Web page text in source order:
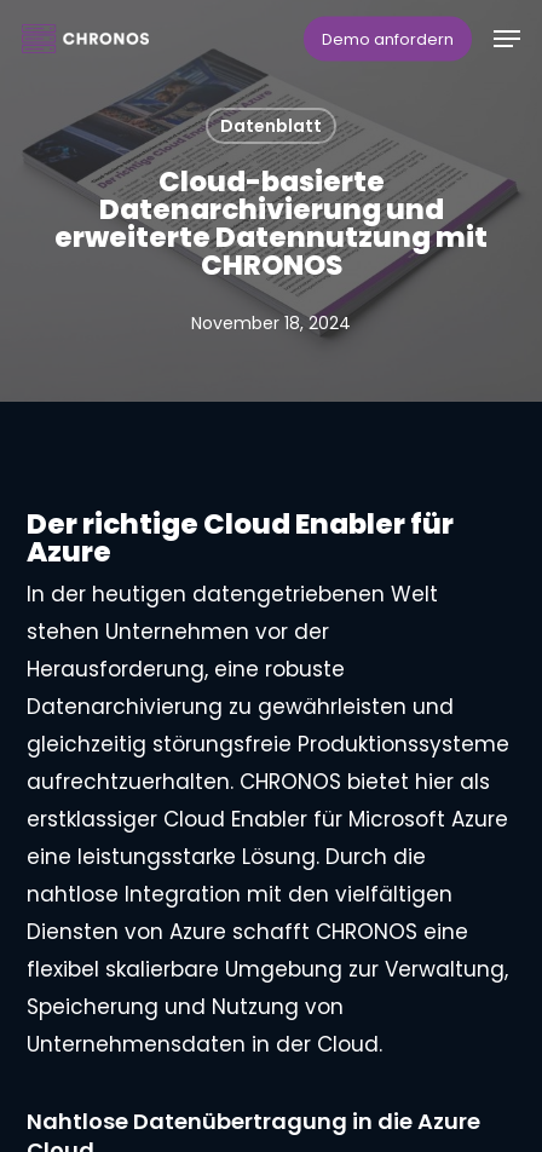
Skip
content
Demo anfordern
Datenblatt
Cloud-basierte
Datenarchivierung und
erweiterte Datennutzung mit
CHRONOS
November 18, 2024
Der richtige Cloud Enabler für
Azure
In der heutigen datengetriebenen Welt
stehen Unternehmen vor der
Herausforderung, eine robuste
Datenarchivierung zu gewährleisten und
gleichzeitig störungsfreie Produktionssysteme
aufrechtzuerhalten. CHRONOS bietet hier als
erstklassiger Cloud Enabler für Microsoft Azure
eine leistungsstarke Lösung. Durch die
nahtlose Integration mit den vielfältigen
Diensten von Azure schafft CHRONOS eine
flexibel skalierbare Umgebung zur Verwaltung,
Speicherung und Nutzung von
Unternehmensdaten in der Cloud.
Nahtlose Datenübertragung in die Azure